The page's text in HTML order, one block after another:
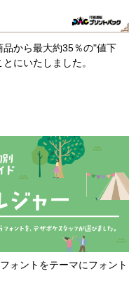
品から最大約35％の"値下
にいたしました。
ォントをテーマにフォント